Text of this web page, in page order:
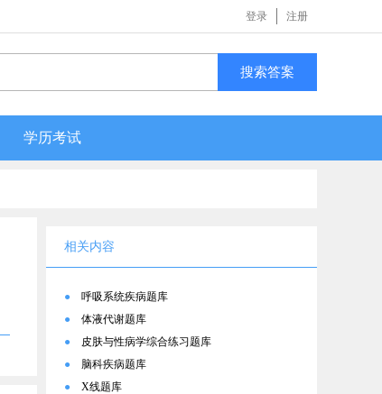
登录 注册
搜索答案
学历考试
相关内容
●
呼吸系统疾病题库
●
体液代谢题库
●
皮肤与性病学综合练习题库
●
脑科疾病题库
●
X线题库